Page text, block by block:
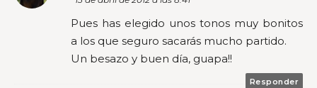
Pues has elegido unos tonos muy bonitos
a los que seguro sacarás mucho partido.
Un besazo y buen día, guapa!!
Responder